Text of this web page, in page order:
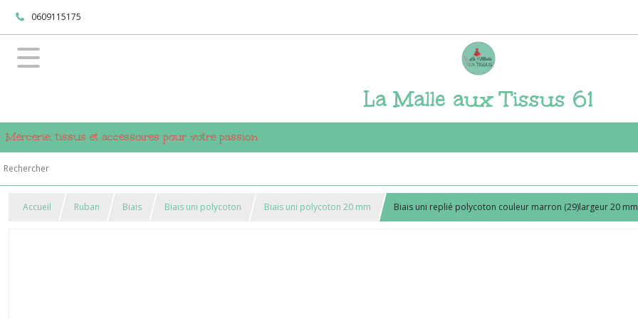
0609115175
La Malle aux Tissus 61
Mercerie, tissus et accessoires pour votre passion
Accueil Ruban Biais Biais uni polycoton Biais uni polycoton 20 mm Biais uni replié polycoton couleur marron (29)largeur 20 mm